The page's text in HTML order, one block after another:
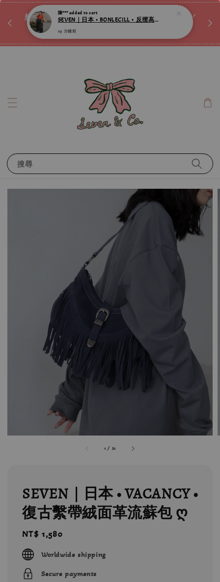
想訂製屬於自己的『水晶手鍊』嗎ꕀ♡ 私訊我們.ᐟ.ᐟ
📣Instagram 這邊按下去
搜尋
1 / 21
SEVEN｜日本 • VACANCY •
復古繫帶絨面革流蘇包 ღ
Regular
price
NT$ 1,580
Worldwide shipping
Secure payments
29 分鐘前